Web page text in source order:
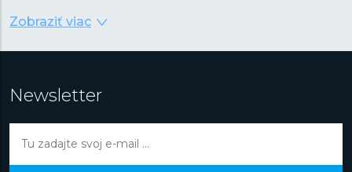
najprísnejšie kritériá Swiss made a sú známe svojou
veľký dôraz na estetické prevedenie každých hodiniek,
V 70. rokoch predstavili vlastné digitálne hodinky,
o dekádu neskôr hodinky s mesačnou fázou av roku
Značka sa v deväťdesiatych rokoch dostala do širokého
podvedomia verejnosti, keď sa stala oficiálnou
Zobraziť viac
Newsletter